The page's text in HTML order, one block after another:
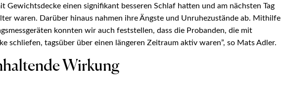
Gewichtsdecke einen signifikant besseren Schlaf hatten und am nächsten Tag
waren. Darüber hinaus nahmen ihre Ängste und Unruhezustände ab. Mithilfe
konnten wir auch feststellen, dass die Probanden, die mit
schliefen, tagsüber über einen längeren Zeitraum aktiv waren”, so Mats Adler.
Wirkung